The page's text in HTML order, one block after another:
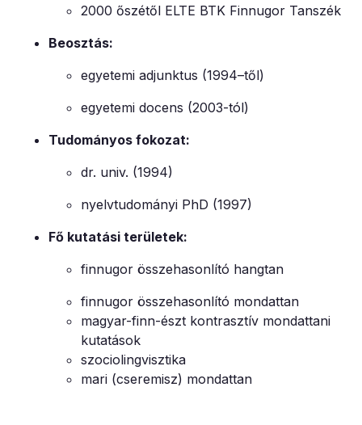
2000 őszétől ELTE BTK Finnugor Tanszék
Beosztás:
egyetemi adjunktus (1994–től)
egyetemi docens (2003-tól)
Tudományos fokozat:
dr. univ. (1994)
nyelvtudományi PhD (1997)
Fő kutatási területek:
finnugor összehasonlító hangtan
finnugor összehasonlító mondattan
magyar-finn-észt kontrasztív mondattani
kutatások
szociolingvisztika
mari (cseremisz) mondattan